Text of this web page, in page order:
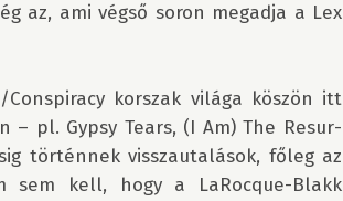
az, ami végső soron megadja a Lex
korszak világa köszön itt
– pl. Gypsy Tears, (I Am) The Resur­
történnek visszautalások, főleg az
sem kell, hogy a LaRocque-Blakk